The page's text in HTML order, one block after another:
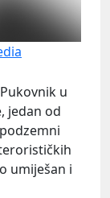
u
jedan od
umiješan i